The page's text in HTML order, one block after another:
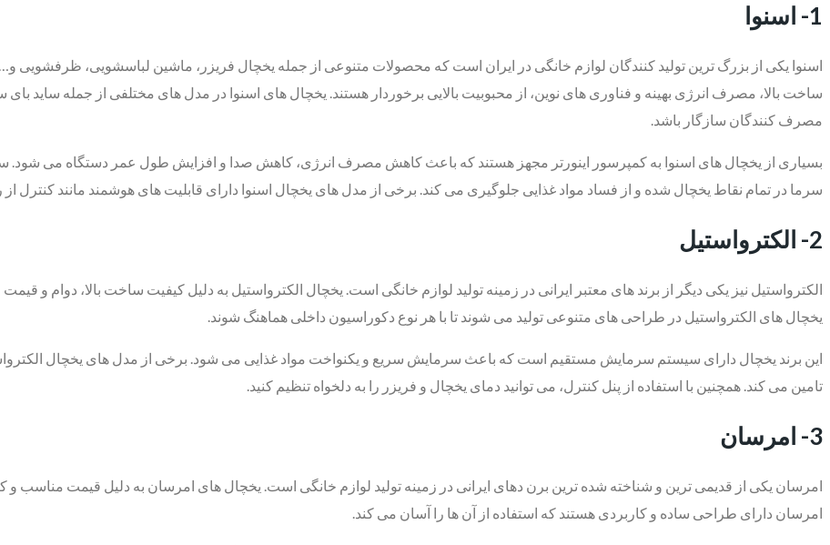
1- اسنوا
اسنوا یکی از بزرگ ترین تولید کنندگان لوازم خانگی در ایران است که محصولات متنوعی از جمله یخچال فریزر، ماشین لباسشویی، ظرفشویی و…
ساخت بالا، مصرف انرژی بهینه و فناوری‌ های نوین، از محبوبیت بالایی برخوردار هستند. یخچال ‌های اسنوا در مدل ‌های مختلفی از جمله ساید بای
مصرف‌ کنندگان سازگار باشد.
بسیاری از یخچال ‌های اسنوا به کمپرسور اینورتر مجهز هستند که باعث کاهش مصرف انرژی، کاهش صدا و افزایش طول عمر دستگاه می ‌شود.
سرما در تمام نقاط یخچال شده و از فساد مواد غذایی جلوگیری می‌ کند. برخی از مدل ‌های یخچال اسنوا دارای قابلیت ‌های هوشمند مانند کنترل
2- الکترواستیل
الکترواستیل نیز یکی دیگر از برند های معتبر ایرانی در زمینه تولید لوازم خانگی است. یخچال الکترواستیل به دلیل کیفیت ساخت بالا، دوام
یخچال ‌های الکترواستیل در طراحی‌ های متنوعی تولید می ‌شوند تا با هر نوع دکوراسیون داخلی هماهنگ شوند.
این برند یخچال دارای سیستم سرمایش مستقیم است که باعث سرمایش سریع و یکنواخت مواد غذایی می‌ شود. برخی از مدل‌ های یخچال
تامین می ‌کند. همچنین با استفاده از پنل کنترل، می ‌توانید دمای یخچال و فریزر را به دلخواه تنظیم کنید.
3- امرسان
امرسان یکی از قدیمی‌ ترین و شناخته‌ شده ‌ترین برن دهای ایرانی در زمینه تولید لوازم خانگی است. یخچال ‌های امرسان به دلیل قیمت مناسب و
امرسان دارای طراحی ساده و کاربردی هستند که استفاده از آن‌ ها را آسان می ‌کند.